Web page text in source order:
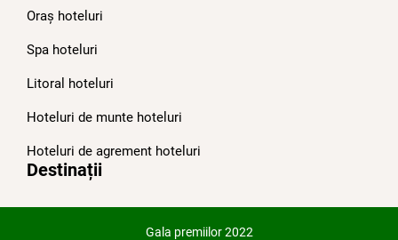
Oraș hoteluri
Spa hoteluri
Litoral hoteluri
Hoteluri de munte hoteluri
Hoteluri de agrement hoteluri
Destinații
Gala premiilor 2022